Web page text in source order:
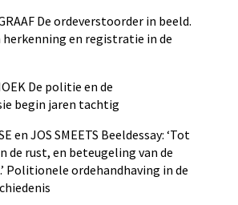
De ordeverstoorder in beeld.
en registratie in de
De politie en de
begin jaren tachtig
en JOS SMEETS Beeldessay: ‘Tot
de rust, en beteugeling van de
Politionele ordehandhaving in de